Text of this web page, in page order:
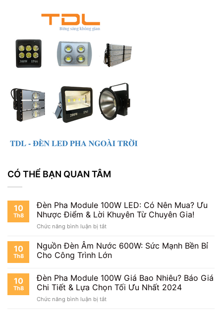
CÓ THỂ BẠN QUAN TÂM
10
Th8
Đèn Pha Module 100W LED: Có Nên Mua? Ưu
Nhược Điểm & Lời Khuyên Từ Chuyên Gia!
Chức năng bình luận bị tắtở
Pha
Module
100W
Có
Nên
Ưu
10
Th8
Nguồn Đèn Âm Nước 600W: Sức Mạnh Bền Bỉ
Cho Công Trình Lớn
10
Th8
Đèn Pha Module 100W Giá Bao Nhiêu? Báo Giá
Chi Tiết & Lựa Chọn Tối Ưu Nhất 2024
Chức năng bình luận bị tắtở